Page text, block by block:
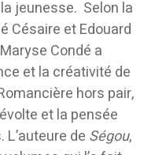
jeunesse. Selon la
Césaire et Edouard
Condé a
et la créativité de
hors pair,
et la pensée
de Ségou,